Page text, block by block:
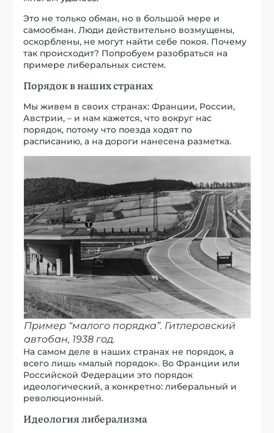
Это не только обман, но в большой мере и
самообман. Люди действительно возмущены,
оскорблены, не могут найти себе покоя. Почему
так происходит? Попробуем разобраться на
примере либеральных систем.
Порядок в наших странах
Мы живем в своих странах: Франции, России,
Австрии, – и нам кажется, что вокруг нас
порядок, потому что поезда ходят по
расписанию, а на дороги нанесена разметка.
Пример “малого порядка”. Гитлеровский
автобан, 1938 год.
На самом деле в наших странах не порядок, а
всего лишь «малый порядок». Во Франции или
Российской Федерации это порядок
идеологический, а конкретно: либеральный и
революционный.
Идеология либерализма